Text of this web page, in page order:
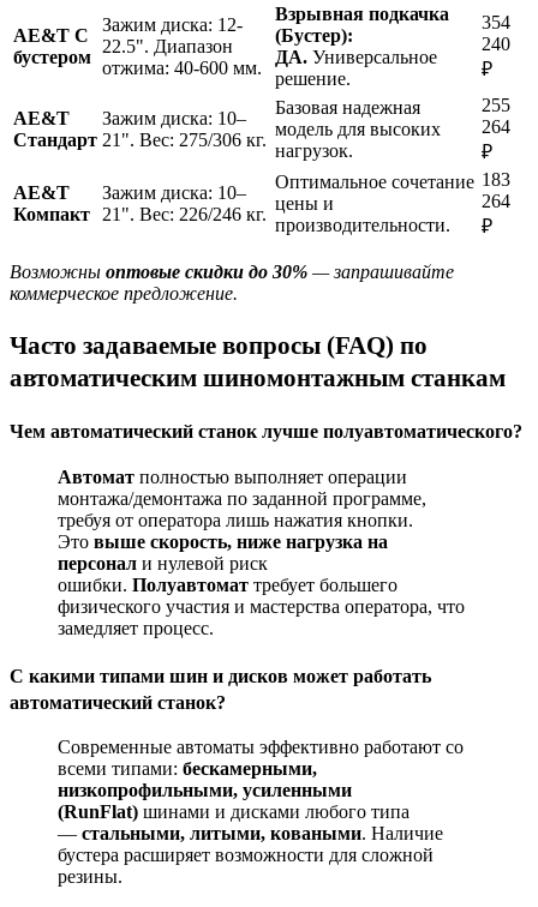
AE&T С
бустером
Зажим диска: 12-
22.5". Диапазон
отжима: 40-600 мм.
Взрывная подкачка
(Бустер):
ДА. Универсальное
решение.
354
240
₽
AE&T
Стандарт
Зажим диска: 10–
21". Вес: 275/306 кг.
Базовая надежная
модель для высоких
нагрузок.
255
264
₽
AE&T
Компакт
Зажим диска: 10–
21". Вес: 226/246 кг.
Оптимальное сочетание
цены и
производительности.
183
264
₽
Возможны оптовые скидки до 30% — запрашивайте
коммерческое предложение.
Часто задаваемые вопросы (FAQ) по
автоматическим шиномонтажным станкам
Чем автоматический станок лучше полуавтоматического?
Автомат полностью выполняет операции
монтажа/демонтажа по заданной программе,
требуя от оператора лишь нажатия кнопки.
Это выше скорость, ниже нагрузка на
персонал и нулевой риск
ошибки. Полуавтомат требует большего
физического участия и мастерства оператора, что
замедляет процесс.
С какими типами шин и дисков может работать
автоматический станок?
Современные автоматы эффективно работают со
всеми типами: бескамерными,
низкопрофильными, усиленными
(RunFlat) шинами и дисками любого типа
— стальными, литыми, коваными. Наличие
бустера расширяет возможности для сложной
резины.